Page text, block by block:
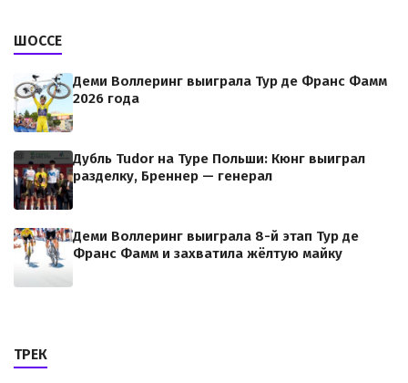
ШОССЕ
Деми Воллеринг выиграла Тур де Франс Фамм
2026 года
Дубль Tudor на Туре Польши: Кюнг выиграл
разделку, Бреннер — генерал
Деми Воллеринг выиграла 8-й этап Тур де
Франс Фамм и захватила жёлтую майку
ТРЕК